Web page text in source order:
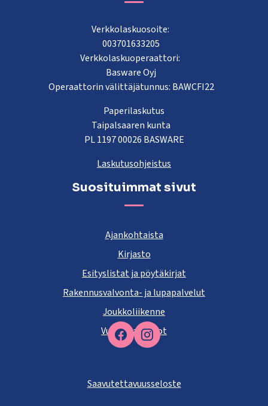
Facebook
Verkkolaskuosoite:
003701633205
Verkkolaskuoperaattori:
Basware Oyj
Operaattorin välittäjätunnus: BAWCFI22
Paperilaskutus
Taipalsaaren kunta
PL 1197 00026 BASWARE
Laskutusohjeistus
Suosituimmat sivut
Ajankohtaista
Kirjasto
Esityslistat ja pöytäkirjat
Rakennusvalvonta- ja lupapalvelut
Joukkoliikenne
Vuokra-asunnot
Saavutettavuusseloste